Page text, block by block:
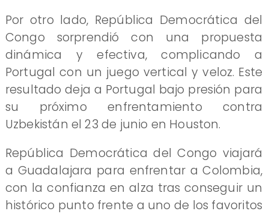
Por otro lado, República Democrática del
Congo sorprendió con una propuesta
dinámica y efectiva, complicando a
Portugal con un juego vertical y veloz. Este
resultado deja a Portugal bajo presión para
su próximo enfrentamiento contra
Uzbekistán el 23 de junio en Houston.
República Democrática del Congo viajará
a Guadalajara para enfrentar a Colombia,
con la confianza en alza tras conseguir un
histórico punto frente a uno de los favoritos